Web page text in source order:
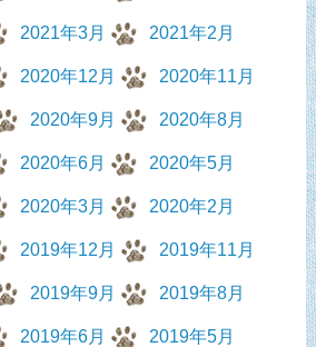
2021年3月 2021年2月
2020年12月 2020年11月
2020年9月 2020年8月
2020年6月 2020年5月
2020年3月 2020年2月
2019年12月 2019年11月
2019年9月 2019年8月
2019年6月 2019年5月